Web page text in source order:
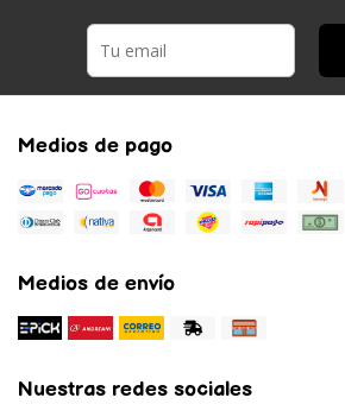
Medios de pago
Medios de envío
Nuestras redes sociales